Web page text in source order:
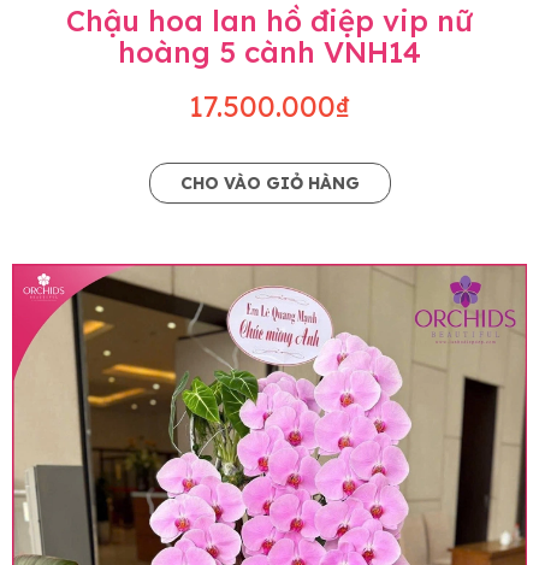
Chậu hoa lan hồ điệp vip nữ
hoàng 5 cành VNH14
17.500.000₫
CHO VÀO GIỎ HÀNG